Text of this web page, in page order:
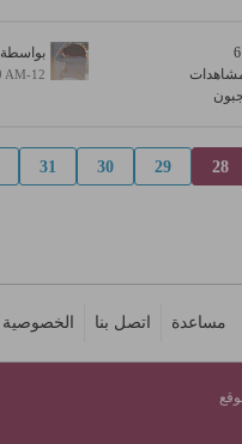
بواسطة
12-Apr-2009, 10:59 AM
28
29
30
31
مساعدة اتصل بنا الخصوصية